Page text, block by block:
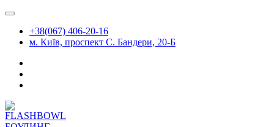
Перейти
содержимому
+38(067) 406-20-16
м. Київ, проспект С. Бандери, 20-Б